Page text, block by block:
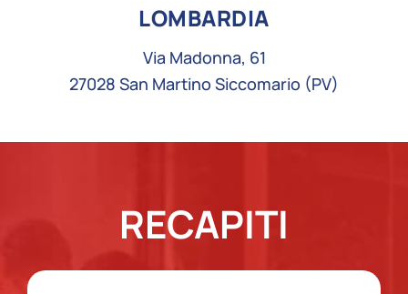
LOMBARDIA
Via Madonna, 61
27028 San Martino Siccomario (PV)
RECAPITI